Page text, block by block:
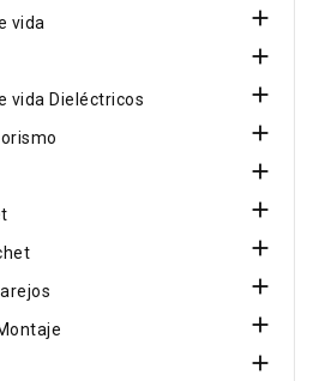
vida 

vida Dieléctricos 






